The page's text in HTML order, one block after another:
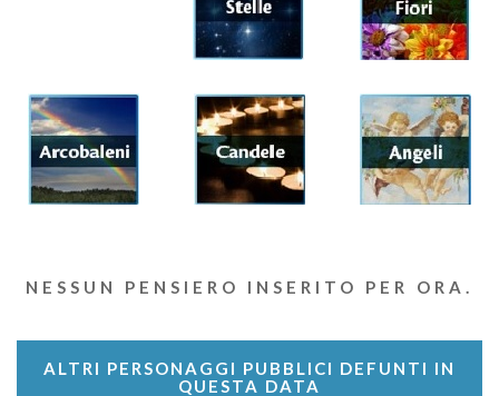
NESSUN PENSIERO INSERITO PER ORA.
ALTRI PERSONAGGI PUBBLICI DEFUNTI IN
QUESTA DATA